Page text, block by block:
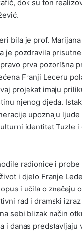
dok su ton
bila je prof.
je pozdravila
prva pozorišna
Franji Lederu
projekat imaju
njenog djeda.
upoznaju
identitet Tuzle i
radionice i probe
i djelo Franje
i učila o značaju
rad i dramski
sebi blizak način
i danas predstavljaju